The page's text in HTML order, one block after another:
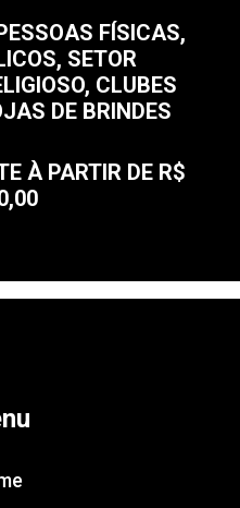
FÍSICAS,
SETOR
CLUBES
DE BRINDES
À PARTIR DE R$